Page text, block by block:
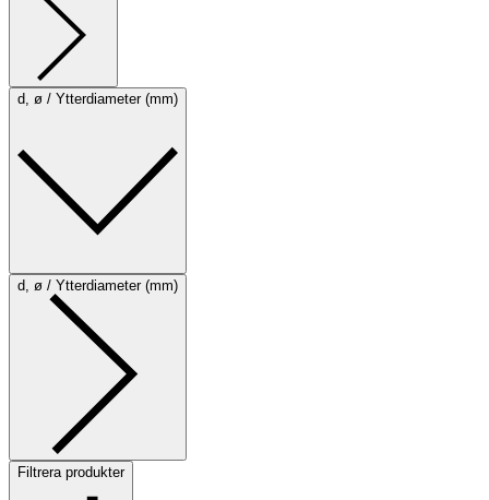
d, ø / Ytterdiameter (mm)
d, ø / Ytterdiameter (mm)
Filtrera produkter